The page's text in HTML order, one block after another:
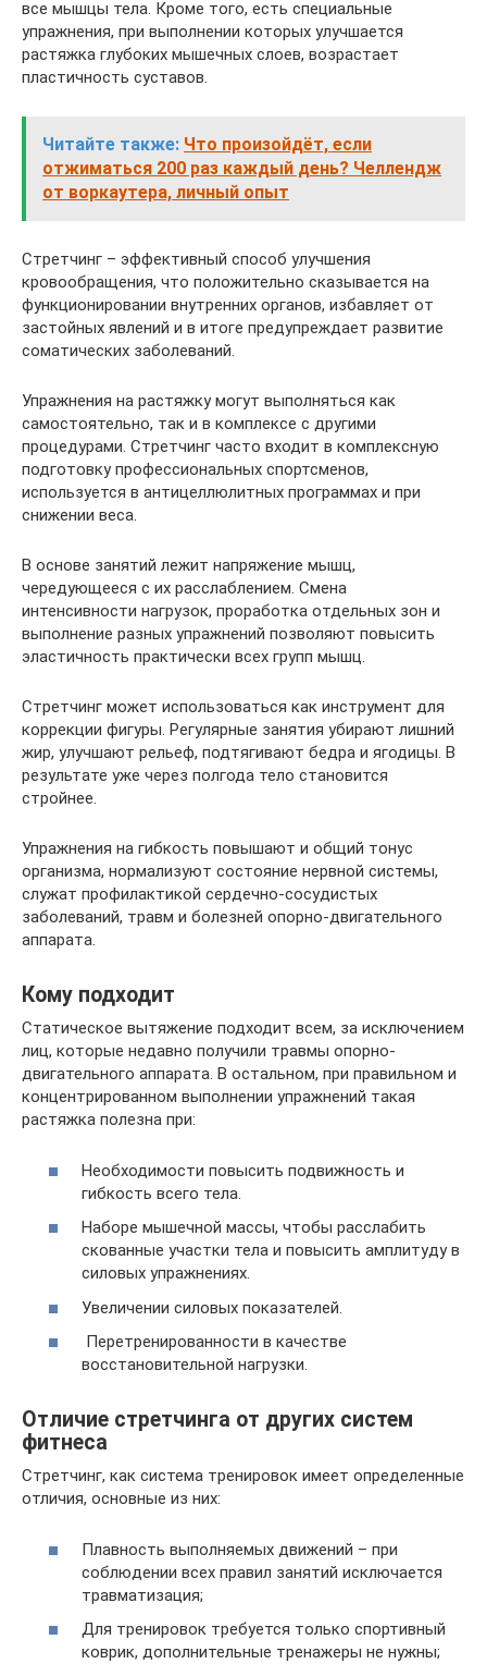
все мышцы тела. Кроме того, есть специальные
упражнения, при выполнении которых улучшается
растяжка глубоких мышечных слоев, возрастает
пластичность суставов.
Читайте также: Что произойдёт, если
отжиматься 200 раз каждый день? Челлендж
от воркаутера, личный опыт
Стретчинг – эффективный способ улучшения
кровообращения, что положительно сказывается на
функционировании внутренних органов, избавляет от
застойных явлений и в итоге предупреждает развитие
соматических заболеваний.
Упражнения на растяжку могут выполняться как
самостоятельно, так и в комплексе с другими
процедурами. Стретчинг часто входит в комплексную
подготовку профессиональных спортсменов,
используется в антицеллюлитных программах и при
снижении веса.
В основе занятий лежит напряжение мышц,
чередующееся с их расслаблением. Смена
интенсивности нагрузок, проработка отдельных зон и
выполнение разных упражнений позволяют повысить
эластичность практически всех групп мышц.
Стретчинг может использоваться как инструмент для
коррекции фигуры. Регулярные занятия убирают лишний
жир, улучшают рельеф, подтягивают бедра и ягодицы. В
результате уже через полгода тело становится
стройнее.
Упражнения на гибкость повышают и общий тонус
организма, нормализуют состояние нервной системы,
служат профилактикой сердечно-сосудистых
заболеваний, травм и болезней опорно-двигательного
аппарата.
Кому подходит
Статическое вытяжение подходит всем, за исключением
лиц, которые недавно получили травмы опорно-
двигательного аппарата. В остальном, при правильном и
концентрированном выполнении упражнений такая
растяжка полезна при:
Необходимости повысить подвижность и
гибкость всего тела.
Наборе мышечной массы, чтобы расслабить
скованные участки тела и повысить амплитуду в
силовых упражнениях.
Увеличении силовых показателей.
Перетренированности в качестве
восстановительной нагрузки.
Отличие стретчинга от других систем
фитнеса
Стретчинг, как система тренировок имеет определенные
отличия, основные из них:
Плавность выполняемых движений – при
соблюдении всех правил занятий исключается
травматизация;
Для тренировок требуется только спортивный
коврик, дополнительные тренажеры не нужны;